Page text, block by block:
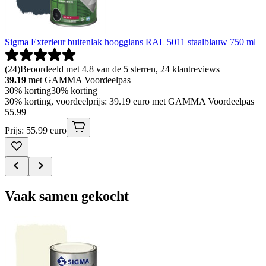
Sigma Exterieur buitenlak hoogglans RAL 5011 staalblauw 750 ml
(24)Beoordeeld met 4.8 van de 5 sterren, 24 klantreviews
39.19 met GAMMA Voordeelpas
30% korting30% korting
30% korting, voordeelprijs: 39.19 euro met GAMMA Voordeelpas
55.99
Prijs: 55.99 euro
Vaak samen gekocht